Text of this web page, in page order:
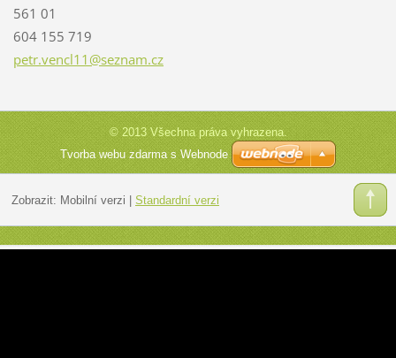
561 01
604 155 719
petr.vencl11@seznam.cz
© 2013 Všechna práva vyhrazena.
Tvorba webu zdarma s Webnode
Zobrazit: Mobilní verzi Standardní verzi